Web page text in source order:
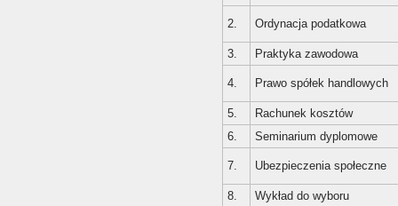
2. Ordynacja podatkowa
3. Praktyka zawodowa
4. Prawo spółek handlowych
5.
Rachunek kosztów
6.
Seminarium dyplomowe
7. Ubezpieczenia społeczne
8. Wykład do wyboru